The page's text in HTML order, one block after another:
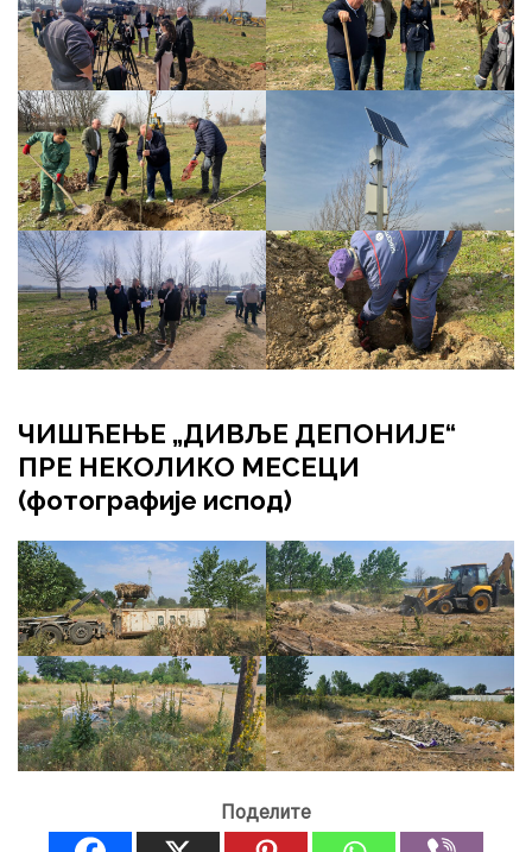
ЧИШЋЕЊЕ „ДИВЉЕ ДЕПОНИЈЕ“
ПРЕ НЕКОЛИКО МЕСЕЦИ
(фотографије испод)
Поделите